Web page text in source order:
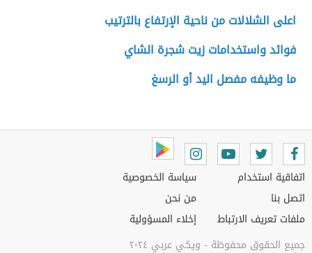
اعلى الشلالات من ناحية الإرتفاع بالترتيب
فوائد واستخدامات زيت شجرة الشاي
ما وظيفه مفصل اليد أو الرسغ
اتفاقية استخدام
اتصل بنا
ملفات تعريف الارتباط
سياسة الخصوصية
من نحن
إخلاء المسؤولية
جميع الحقوق محفوظة - ويكي عربي ٢٠٢٤